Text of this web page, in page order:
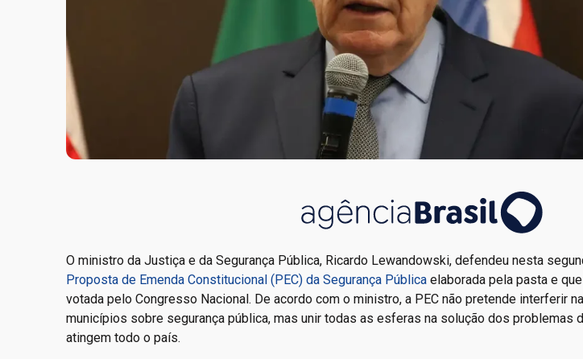
O ministro da Justiça e da Segurança Pública, Ricardo Lewandowski, defendeu nesta
Proposta de Emenda Constitucional (PEC) da Segurança Pública elaborada pela pasta e
votada pelo Congresso Nacional. De acordo com o ministro, a PEC não pretende interferir
municípios sobre segurança pública, mas unir todas as esferas na solução dos problemas
atingem todo o país.